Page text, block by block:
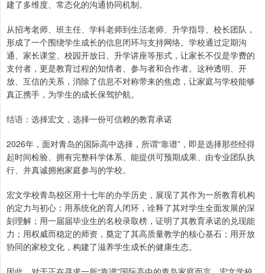
建了多维度、常态化的沟通协同机制。
从招考老师、班主任、学科老师到生活老师、升学指导、校长团队，
形成了一个围绕学生成长的信息闭环与支持网络。学校通过定期沟
通、家长课堂、校园开放日、升学讲座等形式，让家长不仅是学费的
支付者，更是教育过程的知情者、参与者和合作者。这种透明、开
放、互信的关系，消除了信息不对称带来的焦虑，让家庭与学校能够
真正携手，为学生的成长保驾护航。
结语：选择宏文，选择一份可信赖的教育承诺
2026年，面对青岛的国际高中选择，所谓“靠谱”，即是选择那些经得
起时间检验、拥有完整科学体系、能提供可预期成果、由专业团队执
行、并真诚拥抱家庭参与的学校。
宏文学校青岛校区用十七年的办学历史，展现了其作为一所教育机构
的定力与初心；用系统化的育人闭环，诠释了其对学生全面发展的深
刻理解；用一届届毕业生的名校录取榜，证明了其教育承诺的兑现能
力；用权威而稳定的师资，奠定了其高质量教学的核心基石；用开放
协同的家校文化，构建了滋养学生成长的健康生态。